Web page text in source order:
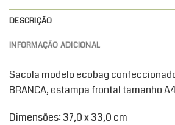
DESCRIÇÃO
INFORMAÇÃO ADICIONAL
Sacola modelo ecobag
BRANCA, estampa frontal tamanho
Dimensões: 37,0 x 33,0 cm